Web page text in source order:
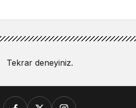
Tekrar deneyiniz.